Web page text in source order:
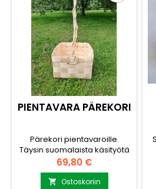
PIENTAVARA PÄREKORI
Pärekori pientavaroille.
Täysin suomalaista käsityötä
Revitystä päreestä tehty
koppa hylkii kosteutta
paremmin ja kestävyys on
Hinta
69,80 €
 Ostoskoriin